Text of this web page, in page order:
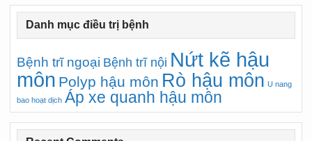
Danh mục điều trị bệnh
Bệnh trĩ ngoại Bệnh trĩ nội Nứt kẽ hậu
môn Polyp hậu môn Rò hậu môn U nang
bao hoạt dịch Áp xe quanh hậu môn